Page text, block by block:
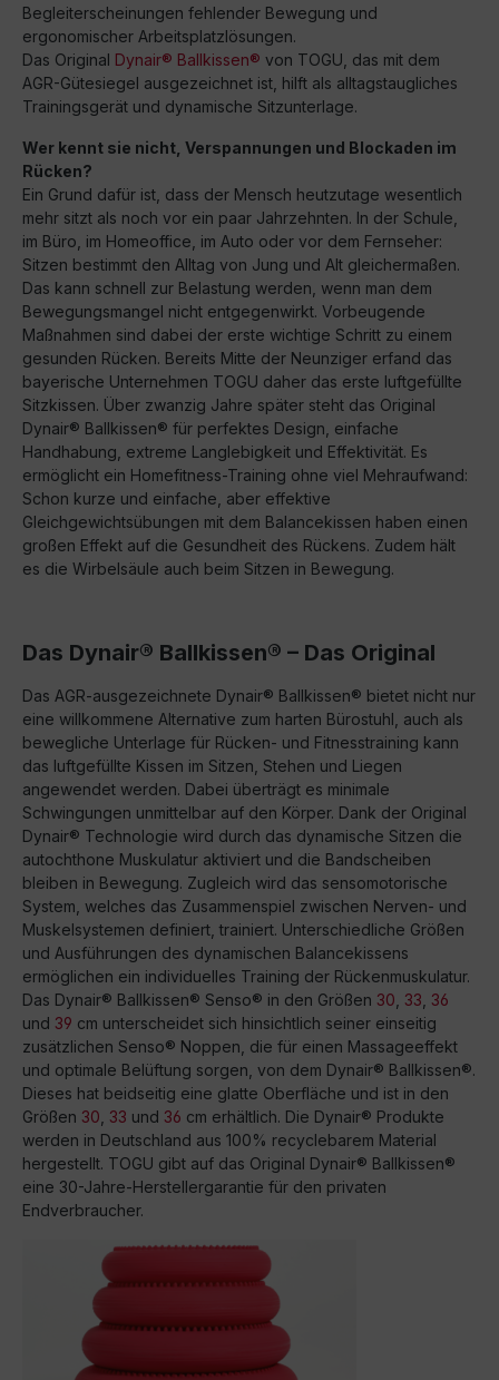
Begleiterscheinungen fehlender Bewegung und
ergonomischer Arbeitsplatzlösungen.
Das Original Dynair® Ballkissen® von TOGU, das mit dem
AGR-Gütesiegel ausgezeichnet ist, hilft als alltagstaugliches
Trainingsgerät und dynamische Sitzunterlage.
Wer kennt sie nicht, Verspannungen und Blockaden im
Rücken?
Ein Grund dafür ist, dass der Mensch heutzutage wesentlich
mehr sitzt als noch vor ein paar Jahrzehnten. In der Schule,
im Büro, im Homeoffice, im Auto oder vor dem Fernseher:
Sitzen bestimmt den Alltag von Jung und Alt gleichermaßen.
Das kann schnell zur Belastung werden, wenn man dem
Bewegungsmangel nicht entgegenwirkt. Vorbeugende
Maßnahmen sind dabei der erste wichtige Schritt zu einem
gesunden Rücken. Bereits Mitte der Neunziger erfand das
bayerische Unternehmen TOGU daher das erste luftgefüllte
Sitzkissen. Über zwanzig Jahre später steht das Original
Dynair® Ballkissen® für perfektes Design, einfache
Handhabung, extreme Langlebigkeit und Effektivität. Es
ermöglicht ein Homefitness-Training ohne viel Mehraufwand:
Schon kurze und einfache, aber effektive
Gleichgewichtsübungen mit dem Balancekissen haben einen
großen Effekt auf die Gesundheit des Rückens. Zudem hält
es die Wirbelsäule auch beim Sitzen in Bewegung.
Das Dynair® Ballkissen® – Das Original
Das AGR-ausgezeichnete Dynair® Ballkissen® bietet nicht nur
eine willkommene Alternative zum harten Bürostuhl, auch als
bewegliche Unterlage für Rücken- und Fitnesstraining kann
das luftgefüllte Kissen im Sitzen, Stehen und Liegen
angewendet werden. Dabei überträgt es minimale
Schwingungen unmittelbar auf den Körper. Dank der Original
Dynair® Technologie wird durch das dynamische Sitzen die
autochthone Muskulatur aktiviert und die Bandscheiben
bleiben in Bewegung. Zugleich wird das sensomotorische
System, welches das Zusammenspiel zwischen Nerven- und
Muskelsystemen definiert, trainiert. Unterschiedliche Größen
und Ausführungen des dynamischen Balancekissens
ermöglichen ein individuelles Training der Rückenmuskulatur.
Das Dynair® Ballkissen® Senso® in den Größen 30 33 36
und 39 cm unterscheidet sich hinsichtlich seiner einseitig
zusätzlichen Senso® Noppen, die für einen Massageeffekt
und optimale Belüftung sorgen, von dem Dynair® Ballkissen®.
Dieses hat beidseitig eine glatte Oberfläche und ist in den
Größen 30 33 und 36 cm erhältlich. Die Dynair® Produkte
werden in Deutschland aus 100% recyclebarem Material
hergestellt. TOGU gibt auf das Original Dynair® Ballkissen®
eine 30-Jahre-Herstellergarantie für den privaten
Endverbraucher.